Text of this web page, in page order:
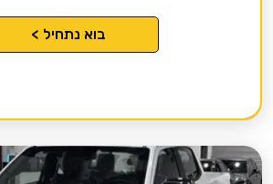
בוא נתחיל >